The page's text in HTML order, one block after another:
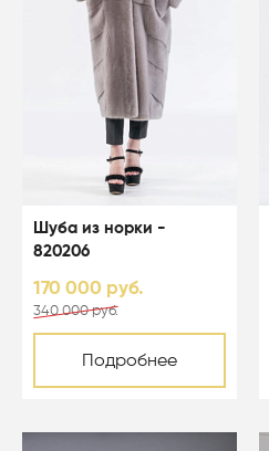
Шуба из норки -
820206
170 000 руб.
340 000 руб.
Подробнее